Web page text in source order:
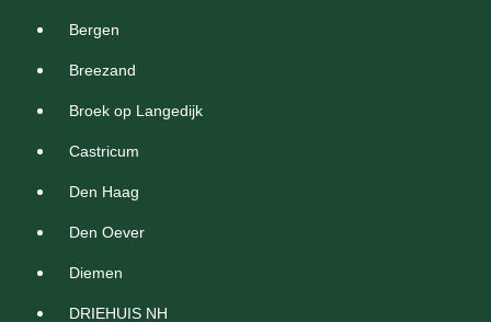
Bergen
Breezand
Broek op Langedijk
Castricum
Den Haag
Den Oever
Diemen
DRIEHUIS NH